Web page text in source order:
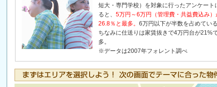
短大・専門学校）を対象に行ったアンケート
ると、 5万円～6万円（管理費・共益費込み）
26.8％と最多。 6万円以下が半数を占めてい
ちなみに仕送りは家賃抜きで4万円台が21%
多。
※データは2007年フォレント調べ